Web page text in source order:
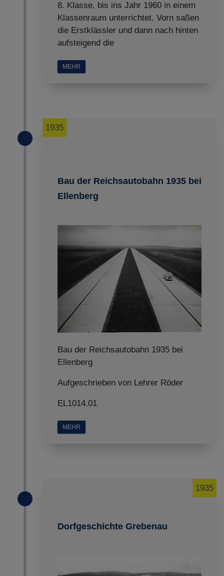
8. Klasse, bis ins Jahr 1960 in einem
Klassenraum unterrichtet. Vorn saßen
die Erstklässler und dann nach hinten
aufsteigend die
MEHR
Bau der Reichsautobahn 1935 bei
Ellenberg
1935
Bau der Reichsautobahn 1935 bei
Ellenberg
Aufgeschrieben von Lehrer Röder
EL1014.01
MEHR
Dorfgeschichte Grebenau
1935